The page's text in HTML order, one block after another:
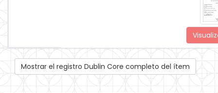
Mostrar el registro Dublin Core completo del ítem